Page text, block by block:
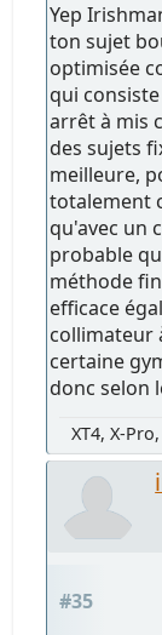
Yep
ton sujet
optimisée
qui
arrêt à mis
des sujets
meilleure,
totalement
qu'avec un
probable
méthode
efficace
collimateur
certaine
donc selon
XT4, X-
#35